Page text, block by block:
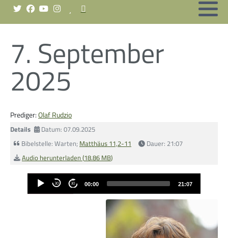
7. September
2025
Prediger:Olaf Rudzio
Details
Datum: 07.09.2025
Bibelstelle: Warten; Matthäus 11,2-11
Dauer: 21:07
Audio herunterladen (18.86 MB)
Audio-
Player
30 30 00:00 21:07
Minis & Co.
Musik zur Ehre Gottes